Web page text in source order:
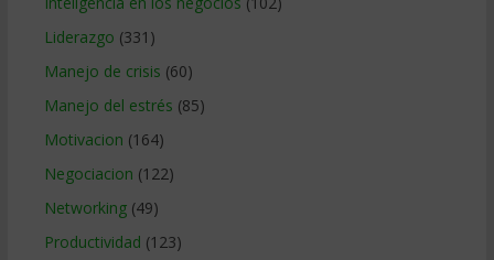
Liderazgo (331)
Manejo de crisis (60)
Manejo del estrés (85)
Motivacion (164)
Negociacion (122)
Networking(49)
Productividad (123)